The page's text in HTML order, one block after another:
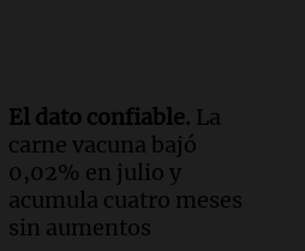
El dato confiable. La
carne vacuna bajó
0,02% en julio y
acumula cuatro meses
sin aumentos